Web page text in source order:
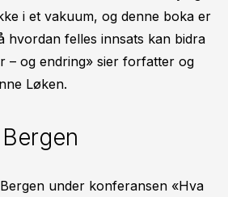
i et vakuum, og denne boka er
hvordan felles innsats kan bidra
– og endring» sier forfatter og
Løken.
under konferansen «Hva